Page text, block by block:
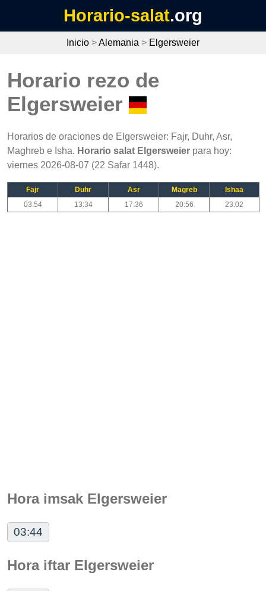
Horario-salat.org
Inicio >Alemania > Elgersweier
Horario rezo de
Elgersweier
Horarios de oraciones de Elgersweier: Fajr, Duhr, Asr,
Maghreb e Isha. Horario salat Elgersweier para hoy:
viernes 2026-08-07 (22 Safar 1448).
Fajr Duhr Asr Magreb
Ishaa
03:54
13:34 17:36 20:56 23:02
Hora imsak Elgersweier
03:44
Hora iftar Elgersweier